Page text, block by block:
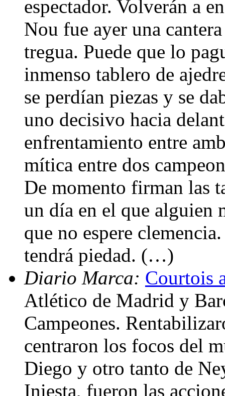
espectador. Volverán a
Nou fue ayer una
tregua. Puede que lo
inmenso tablero de
se perdían piezas y se
uno decisivo hacia
enfrentamiento entre
mítica entre dos
De momento firman las
un día en el que alguien
que no espere
tendrá piedad. (…)
Diario Marca: Courtois
Atlético de Madrid y
Campeones.
centraron los focos del
Diego y otro tanto de
Iniesta, fueron las